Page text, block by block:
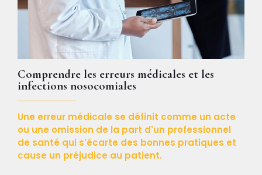
Comprendre les erreurs médicales et les
infections nosocomiales
Une erreur médicale se définit comme un acte
ou une omission de la part d'un professionnel
de santé qui s'écarte des bonnes pratiques et
cause un préjudice au patient.